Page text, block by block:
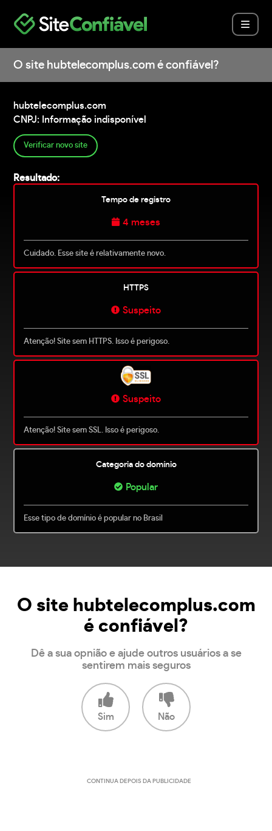
O site hubtelecomplus.com é confiável?
hubtelecomplus.com
CNPJ: Informação indisponível
Verificar novo site
Resultado:
Tempo de registro
4 meses
Cuidado. Esse site é relativamente novo.
HTTPS
Suspeito
Atenção! Site sem HTTPS. Isso é perigoso.
Suspeito
Atenção! Site sem SSL. Isso é perigoso.
Categoria do domínio
Popular
Esse tipo de domínio é popular no Brasil
O site hubtelecomplus.com
é confiável?
Dê a sua opnião e ajude outros usuários a se
sentirem mais seguros
Sim Não
CONTINUA DEPOIS DA PUBLICIDADE